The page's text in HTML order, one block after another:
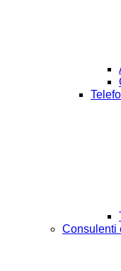
Consulenti